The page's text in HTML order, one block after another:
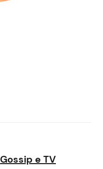
Gossip e TV